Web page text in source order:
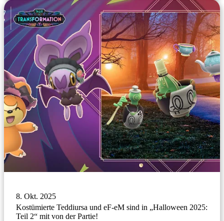
8. Okt. 2025
Kostümierte Teddiursa und eF-eM sind in „Halloween 2025:
Teil 2“ mit von der Partie!